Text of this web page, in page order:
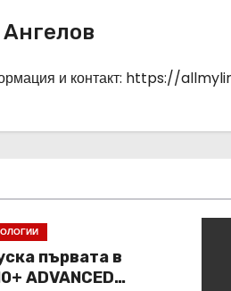
и контакт: https://
първата в
ADVANCED